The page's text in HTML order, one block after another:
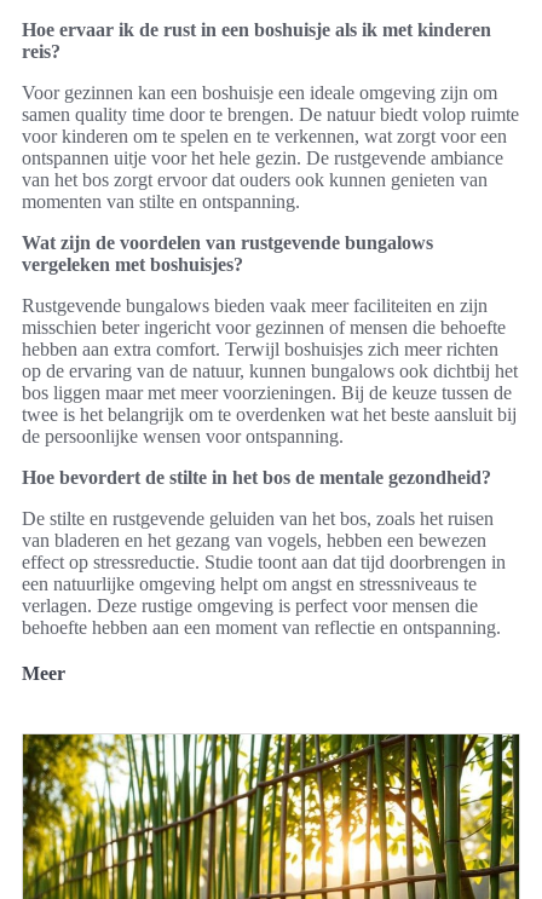
Hoe ervaar ik de rust in een boshuisje als ik met kinderen
reis?
Voor gezinnen kan een boshuisje een ideale omgeving zijn om
samen quality time door te brengen. De natuur biedt volop ruimte
voor kinderen om te spelen en te verkennen, wat zorgt voor een
ontspannen uitje voor het hele gezin. De rustgevende ambiance
van het bos zorgt ervoor dat ouders ook kunnen genieten van
momenten van stilte en ontspanning.
Wat zijn de voordelen van rustgevende bungalows
vergeleken met boshuisjes?
Rustgevende bungalows bieden vaak meer faciliteiten en zijn
misschien beter ingericht voor gezinnen of mensen die behoefte
hebben aan extra comfort. Terwijl boshuisjes zich meer richten
op de ervaring van de natuur, kunnen bungalows ook dichtbij het
bos liggen maar met meer voorzieningen. Bij de keuze tussen de
twee is het belangrijk om te overdenken wat het beste aansluit bij
de persoonlijke wensen voor ontspanning.
Hoe bevordert de stilte in het bos de mentale gezondheid?
De stilte en rustgevende geluiden van het bos, zoals het ruisen
van bladeren en het gezang van vogels, hebben een bewezen
effect op stressreductie. Studie toont aan dat tijd doorbrengen in
een natuurlijke omgeving helpt om angst en stressniveaus te
verlagen. Deze rustige omgeving is perfect voor mensen die
behoefte hebben aan een moment van reflectie en ontspanning.
Meer